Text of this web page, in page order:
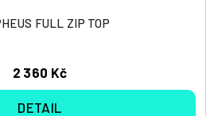
FULL ZIP TOP
2 360 Kč
DETAIL